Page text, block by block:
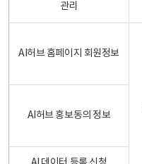
관리
AI허브 홈페이지 회원정보
AI허브 홍보동의 정보